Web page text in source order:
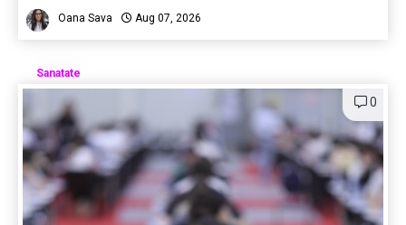
Oana Sava Aug 07, 2026
Sanatate
0